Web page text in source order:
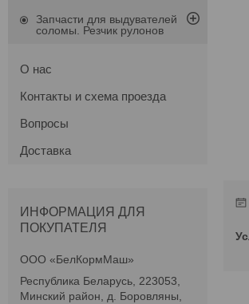
Запчасти для выдувателей
соломы. Резчик рулонов
О нас
Контакты и схема проезда
Вопросы
Доставка
ИНФОРМАЦИЯ ДЛЯ
ПОКУПАТЕЛЯ
ООО «БелКормМаш»
Республика Беларусь, 223053,
Минский район, д. Боровляны,